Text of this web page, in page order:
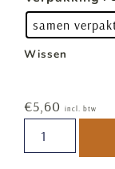
samen
Wissen
€5,60 incl. btw